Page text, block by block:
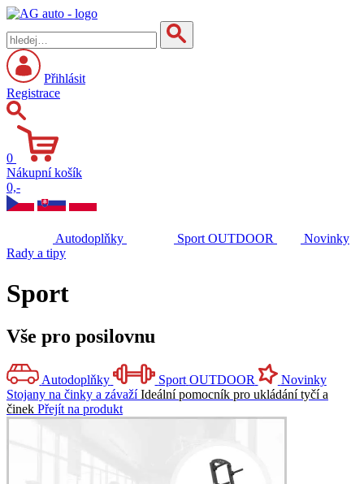
Přihlásit
Registrace
0
Nákupní košík
0,-
Autodoplňky Sport OUTDOOR
Novinky
Rady a tipy
Sport
Vše pro posilovnu
Autodoplňky Sport OUTDOOR
Novinky
Stojany na činky a závaží Ideální pomocník pro ukládání tyčí a
činek Přejít na produkt